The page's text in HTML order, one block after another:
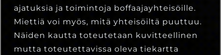
ajatuksia ja toimintoja boffaajayhteisöille.
Miettiä voi myös, mitä yhteisöiltä puuttuu.
Näiden kautta toteutetaan kuvitteellinen
mutta toteutettavissa oleva tiekartta